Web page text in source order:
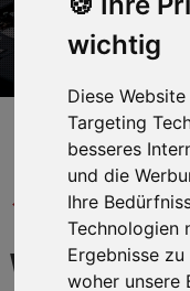
wichtig
Diese
Targeting
besseres
und die
Ihre
Technologien
Ergebnisse
woher unsere
← Zurück zum
WIR